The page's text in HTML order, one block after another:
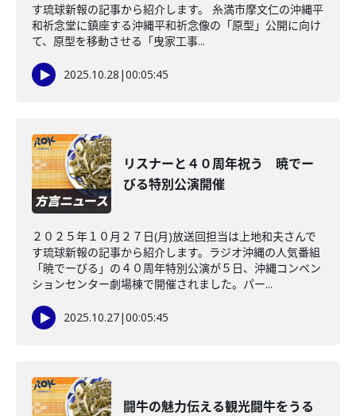
す琉球新報の記事から紹介します。 糸満市摩文仁の沖縄平
和祈念堂に鎮座する沖縄平和祈念像の「原型」公開に向け
て、原型を移動させる「曳家工事...
2025.10.28 |00:05:45
リスナーと４０周年祝う 暁でー
びる特別公演開催
２０２５年１０月２７日(月)放送回担当は上地和夫さんで
す琉球新報の記事から紹介します。ラジオ沖縄の人気番組
「暁でーびる」の４０周年特別公演が５日、沖縄コンベン
ションセンター劇場棟で開催されました。パー...
2025.10.27|00:05:45
闘牛の魅力伝える観光闘牛をうる